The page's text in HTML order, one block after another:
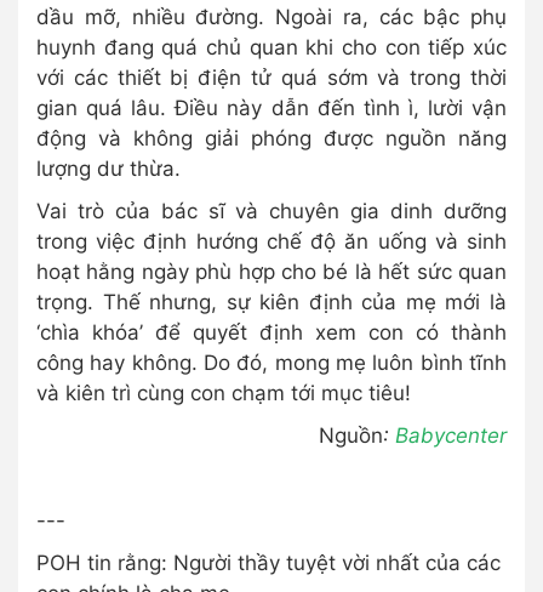
dầu mỡ, nhiều đường. Ngoài ra, các bậc phụ
huynh đang quá chủ quan khi cho con tiếp xúc
với các thiết bị điện tử quá sớm và trong thời
gian quá lâu. Điều này dẫn đến tình ì, lười vận
động và không giải phóng được nguồn năng
lượng dư thừa.
Vai trò của bác sĩ và chuyên gia dinh dưỡng
trong việc định hướng chế độ ăn uống và sinh
hoạt hằng ngày phù hợp cho bé là hết sức quan
trọng. Thế nhưng, sự kiên định của mẹ mới là
‘chìa khóa’ để quyết định xem con có thành
công hay không. Do đó, mong mẹ luôn bình tĩnh
và kiên trì cùng con chạm tới mục tiêu!
Nguồn: Babycenter
---
POH tin rằng: Người thầy tuyệt vời nhất của các